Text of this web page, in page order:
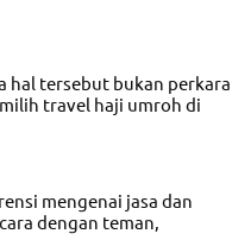
hal tersebut bukan perkara
travel haji umroh di
mengenai jasa dan
dengan teman,